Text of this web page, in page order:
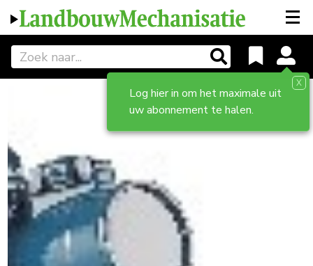
Log hier in om het maximale uit
uw abonnement te halen.
X